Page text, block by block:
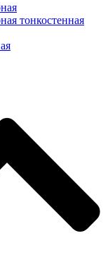
тонкостенная